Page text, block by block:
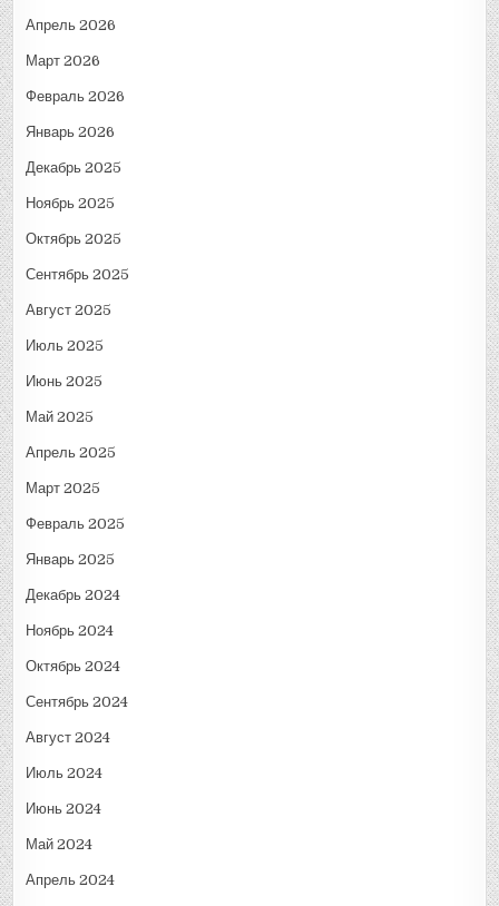
Апрель 2026
Март 2026
Февраль 2026
Январь 2026
Декабрь 2025
Ноябрь 2025
Октябрь 2025
Сентябрь 2025
Август 2025
Июль 2025
Июнь 2025
Май 2025
Апрель 2025
Март 2025
Февраль 2025
Январь 2025
Декабрь 2024
Ноябрь 2024
Октябрь 2024
Сентябрь 2024
Август 2024
Июль 2024
Июнь 2024
Май 2024
Апрель 2024